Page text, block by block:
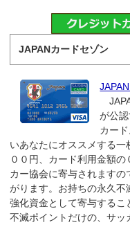
JAPANカードセゾン
が公
カー
いあなたにオススメする一
００円、カード利用金額
カー協会に寄与されます
がります。お持ちの永久
強化資金として寄与するこ
不滅ポイントだけの、サ